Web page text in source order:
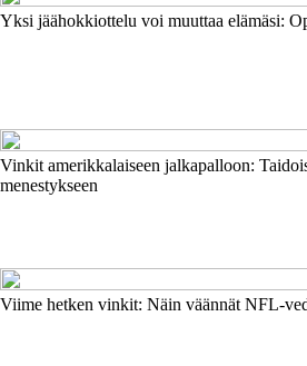
Yksi jäähokkiottelu voi muuttaa elämäsi:
Vinkit amerikkalaiseen jalkapalloon:
menestykseen
Viime hetken vinkit: Näin väännät NFL-